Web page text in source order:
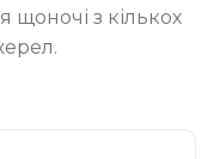
щоночі з кількох